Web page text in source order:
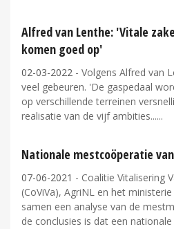
Alfred van Lenthe: 'Vitale
komen goed op'
02-03-2022 - Volgens Alfred van
veel gebeuren. 'De gaspedaal
op verschillende terreinen
realisatie van de vijf ambities...
Nationale mestcoöperatie
07-06-2021 - Coalitie Vitalisering
(CoViVa), AgriNL en het
samen een analyse van de
de conclusies is dat een